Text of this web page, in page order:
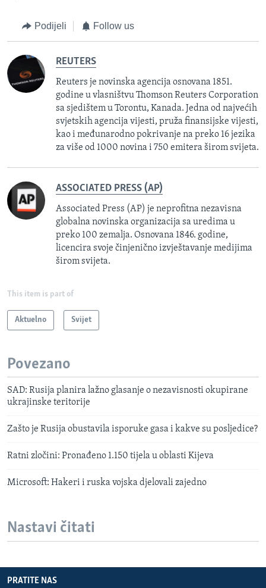
Podijeli Follow us
REUTERS
Reuters je novinska agencija osnovana 1851.
godine u vlasništvu Thomson Reuters Corporation
sa sjedištem u Torontu, Kanada. Jedna od najvećih
svjetskih agencija vijesti, pruža finansijske vijesti,
kao i međunarodno pokrivanje na preko 16 jezika
za više od 1000 novina i 750 emitera širom svijeta.
ASSOCIATED PRESS (AP)
Associated Press (AP) je neprofitna nezavisna
globalna novinska organizacija sa uredima u
preko 100 zemalja. Osnovana 1846. godine,
licencira svoje činjenično izvještavanje medijima
širom svijeta.
This item is part of
Aktuelno Svijet
Povezano
SAD: Rusija planira lažno glasanje o nezavisnosti okupirane
ukrajinske teritorije
Zašto je Rusija obustavila isporuke gasa i kakve su posljedice?
Ratni zločini: Pronađeno 1.150 tijela u oblasti Kijeva
Microsoft: Hakeri i ruska vojska djelovali zajedno
Nastavi čitati
PRATITE NAS